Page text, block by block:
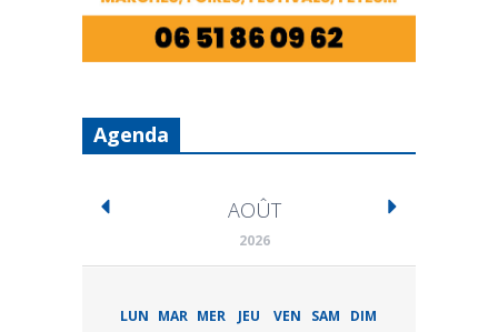
Agenda
AOÛT
2026
LUN MAR MER JEU VEN SAM DIM